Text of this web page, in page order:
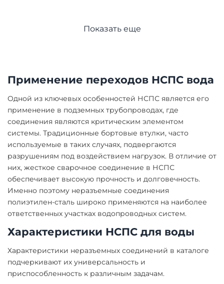
Показать еще
Применение переходов НСПС вода
Одной из ключевых особенностей НСПС является его
применение в подземных трубопроводах, где
соединения являются критическим элементом
системы. Традиционные бортовые втулки, часто
используемые в таких случаях, подвергаются
разрушениям под воздействием нагрузок. В отличие от
них, жесткое сварочное соединение в НСПС
обеспечивает высокую прочность и долговечность.
Именно поэтому неразъемные соединения
полиэтилен-сталь широко применяются на наиболее
ответственных участках водопроводных систем.
Характеристики НСПС для воды
Характеристики неразъемных соединений в каталоге
подчеркивают их универсальность и
приспособленность к различным задачам.